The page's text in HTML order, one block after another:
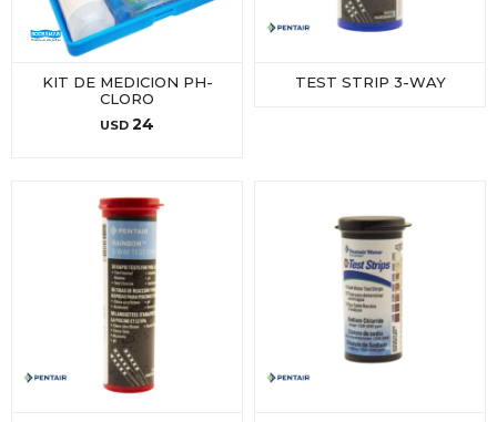
KIT DE MEDICION PH-
CLORO
USD 24
TEST STRIP 3-WAY